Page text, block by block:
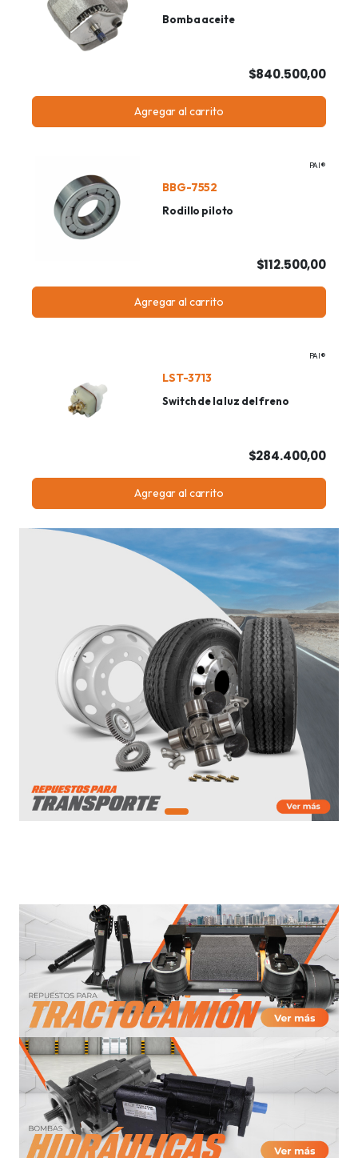
Bomba aceite
$840.500,00
Agregar al carrito
PAI®
BBG-7552
Rodillo piloto
$112.500,00
Agregar al carrito
PAI®
LST-3713
Switch de la luz del freno
$284.400,00
Agregar al carrito